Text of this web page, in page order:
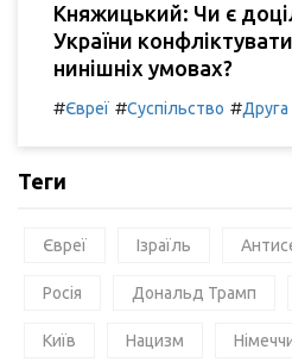
Княжицький: Чи є
України
нинішніх умовах?
#Євреї #Суспільство #Друга
Теги
Євреї Ізраїль
Росія Дональд Трамп
Київ Нацизм